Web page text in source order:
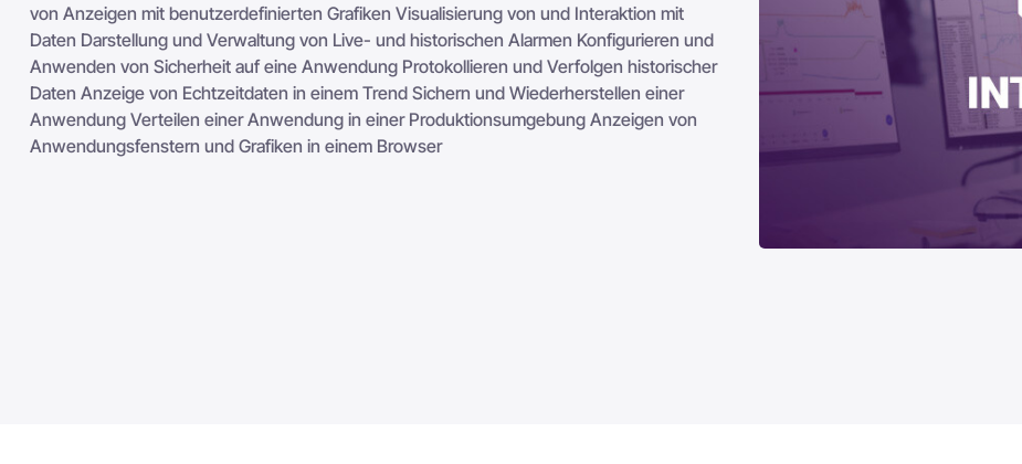
von Anzeigen mit benutzerdefinierten Grafiken Visualisierung von und Interaktion mit
Daten Darstellung und Verwaltung von Live- und historischen Alarmen Konfigurieren und
Anwenden von Sicherheit auf eine Anwendung Protokollieren und Verfolgen historischer
Daten Anzeige von Echtzeitdaten in einem Trend Sichern und Wiederherstellen einer
Anwendung Verteilen einer Anwendung in einer Produktionsumgebung Anzeigen von
Anwendungsfenstern und Grafiken in einem Browser